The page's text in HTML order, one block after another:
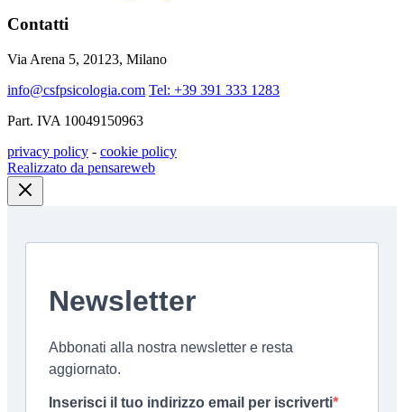
Contatti
Via Arena 5, 20123, Milano
info@csfpsicologia.com Tel: +39 391 333 1283
Part. IVA 10049150963
privacy policy - cookie policy
Realizzato da pensareweb